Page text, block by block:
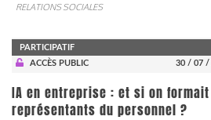
RELATIONS SOCIALES
PARTICIPATIF
ACCÈS PUBLIC
30 / 07 /
IA en entreprise : et si on
représentants du personnel ?